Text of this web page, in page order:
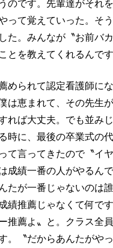
のです。先輩達がそれ
って覚えていった。そ
た。みんなが〝お前バ
とを教えてくれるんです
められて認定看護師に
は恵まれて、その先生
れば大丈夫。でも並み
時に、最後の卒業式の
て言ってきたので〝イ
成績一番の人がやるん
たが一番じゃないのは
績推薦じゃなくて何で
推薦よ〟と。クラス全
。〝だからあんたがや